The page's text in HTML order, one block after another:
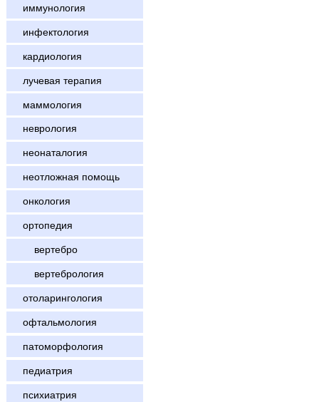
иммунология
инфектология
кардиология
лучевая терапия
маммология
неврология
неонаталогия
неотложная помощь
онкология
ортопедия
вертебро
вертебрология
отоларингология
офтальмология
патоморфология
педиатрия
психиатрия